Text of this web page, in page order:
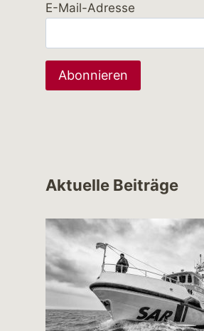
E-Mail-Adresse
Aktuelle Beiträge